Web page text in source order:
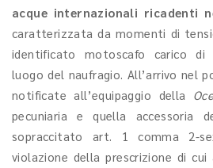
acque internazionali ricadenti
caratterizzata da momenti di
identificato motoscafo carico di
luogo del naufragio. All’arrivo nel
notificate all’equipaggio della
pecuniaria e quella accessoria
sopraccitato art. 1 comma 2-
violazione della prescrizione di